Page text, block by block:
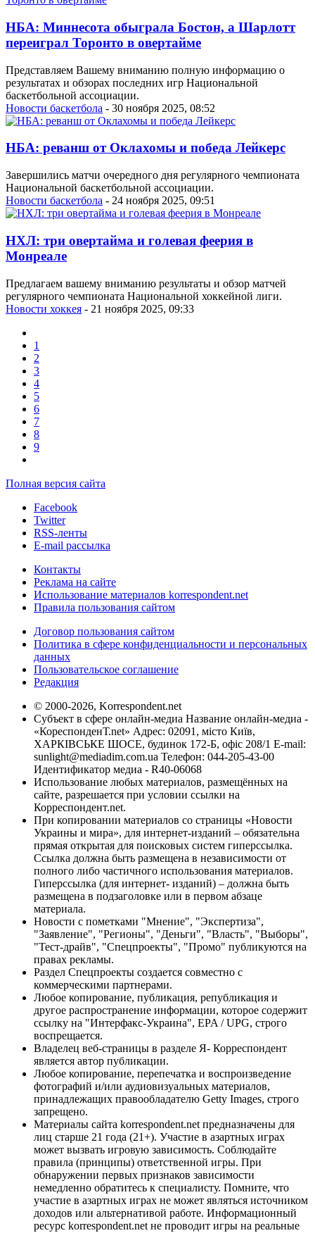
НБА: Миннесота обыграла Бостон, а Шарлотт
переиграл Торонто в овертайме
Представляем Вашему вниманию полную информацию о
результатах и обзорах последних игр Национальной
баскетбольной ассоциации.
Новости баскетбола - 30 ноября 2025, 08:52
НБА: реванш от Оклахомы и победа Лейкерс
Завершились матчи очередного дня регулярного чемпионата
Национальной баскетбольной ассоциации.
Новости баскетбола - 24 ноября 2025, 09:51
НХЛ: три овертайма и голевая феерия в
Монреале
Предлагаем вашему вниманию результаты и обзор матчей
регулярного чемпионата Национальной хоккейной лиги.
Новости хоккея - 21 ноября 2025, 09:33
1
2
3
4
5
6
7
8
9
Полная версия сайта
Facebook
Twitter
RSS-ленты
E-mail рассылка
Контакты
Реклама на сайте
Использование материалов korrespondent.net
Правила пользования сайтом
Договор пользования сайтом
Политика в сфере конфиденциальности и персональных
данных
Пользовательское соглашение
Редакция
© 2000-2026, Korrespondent.net
Субъект в сфере онлайн-медиа Название онлайн-медиа -
«КореспонденТ.net» Адрес: 02091, місто Київ,
ХАРКІВСЬКЕ ШОСЕ, будинок 172-Б, офіс 208/1 E-mail:
sunlight@mediadim.com.ua Телефон: 044-205-43-00
Идентификатор медиа - R40-06068
Использование любых материалов, размещённых на
сайте, разрешается при условии ссылки на
Корреспондент.net.
При копировании материалов со страницы «Новости
Украины и мира», для интернет-изданий – обязательна
прямая открытая для поисковых систем гиперссылка.
Ссылка должна быть размещена в независимости от
полного либо частичного использования материалов.
Гиперссылка (для интернет- изданий) – должна быть
размещена в подзаголовке или в первом абзаце
материала.
Новости с пометками "Мнение", "Экспертиза",
"Заявление", "Регионы", "Деньги", "Власть", "Выборы",
"Тест-драйв", "Спецпроекты", "Промо" публикуются на
правах рекламы.
Раздел Спецпроекты создается совместно с
коммерческими партнерами.
Любое копирование, публикация, републикация и
другое распространение информации, которое содержит
ссылку на "Интерфакс-Украина", EPA / UPG, строго
воспрещается.
Владелец веб-страницы в разделе Я- Корреспондент
является автор публикации.
Любое копирование, перепечатка и воспроизведение
фотографий и/или аудиовизуальных материалов,
принадлежащих правообладателю Getty Images, строго
запрещено.
Материалы сайта korrespondent.net предназначены для
лиц старше 21 года (21+). Участие в азартных играх
может вызвать игровую зависимость. Соблюдайте
правила (принципы) ответственной игры. При
обнаружении первых признаков зависимости
немедленно обратитесь к специалисту. Помните, что
участие в азартных играх не может являться источником
доходов или альтернативой работе. Информационный
ресурс korrespondent.net не проводит игры на реальные